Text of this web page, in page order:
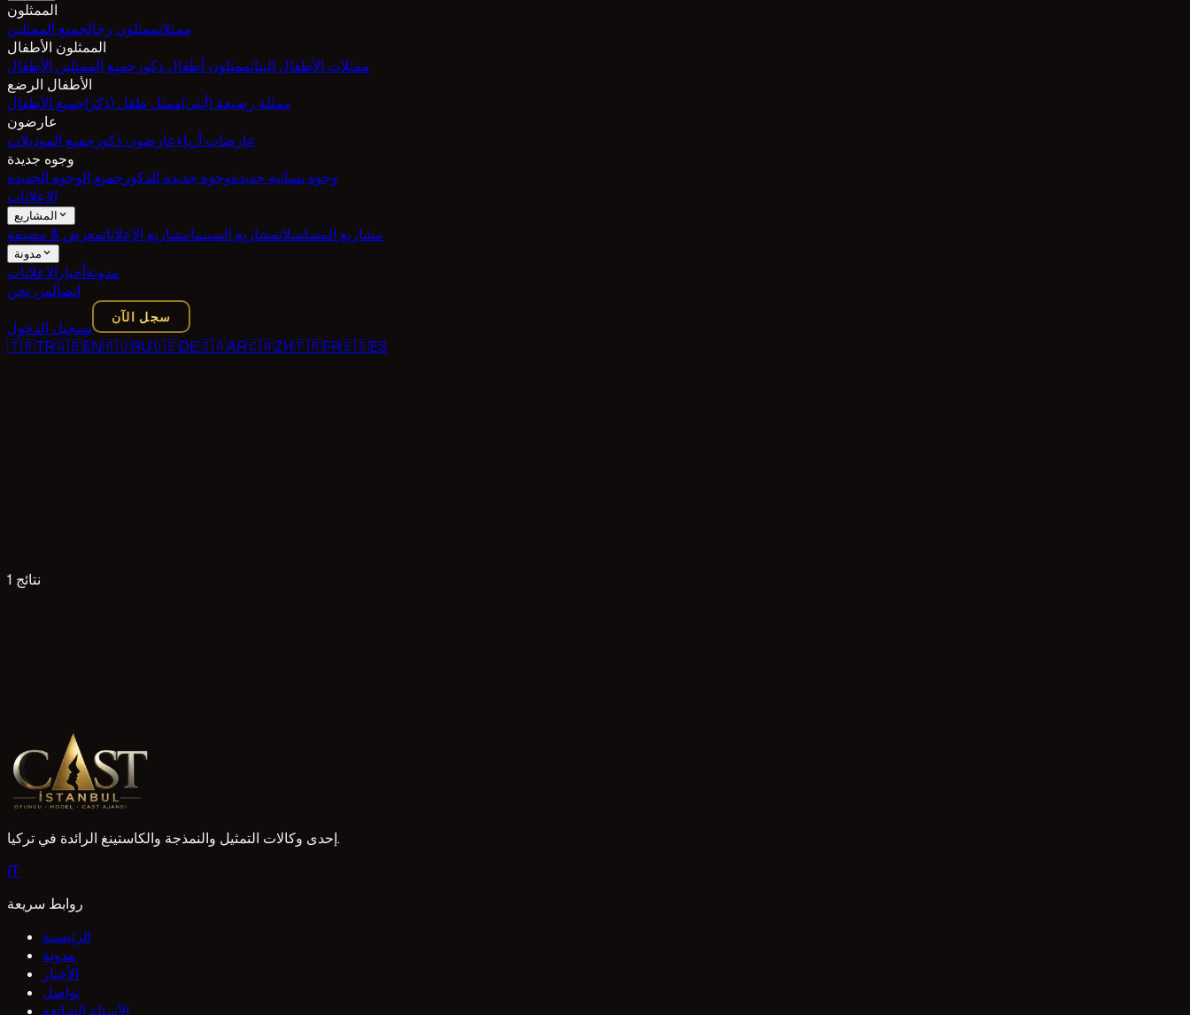
الممثلون
ممثلاتممثلون رجالجميع الممثلين
الممثلون الأطفال
ممثلات الأطفال البناتممثلون أطفال ذكور جميع الممثلين الأطفال
الأطفال الرضع
ممثلة رضيعة (أنثى)ممثل طفل (ذكر)جميع الأطفال
عارضون
عارضات أزياءعارضون ذكور جميع الموديلات
وجوه جديدة
وجوه نسائية جديدةوجوه جديدة للذكور جميع الوجوه الجديدة
الإعلانات
المشاريع
مشاريع المسلسلاتمشاريع السينمامشاريع الإعلاناتمعرض & مضيفة
مدونة
مدونةأخبار الإعلانات
اتصالمن نحن
تسجيل الدخول
سجل الآن
🇹🇷TR🇬🇧EN🇷🇺RU🇩🇪DE🇸🇦AR🇨🇳ZH🇫🇷FR🇪🇸ES
1 نتائج
beklentilerini bilmek süreci kolaylaştırır. Ekibimiz her başvuruyu dikkatlice değerlendirir ve uygun adayları projelerle buluşturur.
1 Mayıs 2026
إحدى وكالات التمثيل والنمذجة والكاستينغ الرائدة في تركيا.
IT
روابط سريعة
الرئيسية
مدونة
الأخبار
تواصل
الأسئلة الشائعة